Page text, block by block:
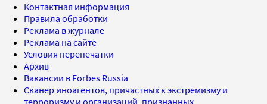
Контактная информация
Правила обработки
Реклама в журнале
Реклама на сайте
Условия перепечатки
Архив
Вакансии в Forbes Russia
Сканер иноагентов, причастных к экстремизму и